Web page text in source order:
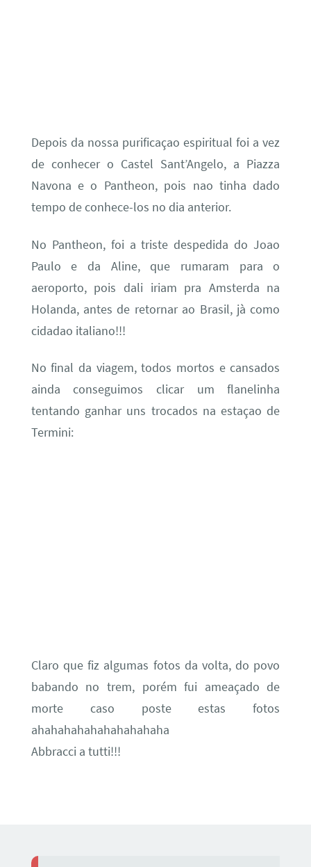
Depois da nossa purificaçao espiritual foi a vez
de conhecer o Castel Sant’Angelo, a Piazza
Navona e o Pantheon, pois nao tinha dado
tempo de conhece-los no dia anterior.
No Pantheon, foi a triste despedida do Joao
Paulo e da Aline, que rumaram para o
aeroporto, pois dali iriam pra Amsterda na
Holanda, antes de retornar ao Brasil, jà como
cidadao italiano!!!
No final da viagem, todos mortos e cansados
ainda conseguimos clicar um flanelinha
tentando ganhar uns trocados na estaçao de
Termini:
Claro que fiz algumas fotos da volta, do povo
babando no trem, porém fui ameaçado de
morte caso poste estas fotos
ahahahahahahahahahaha
Abbracci a tutti!!!